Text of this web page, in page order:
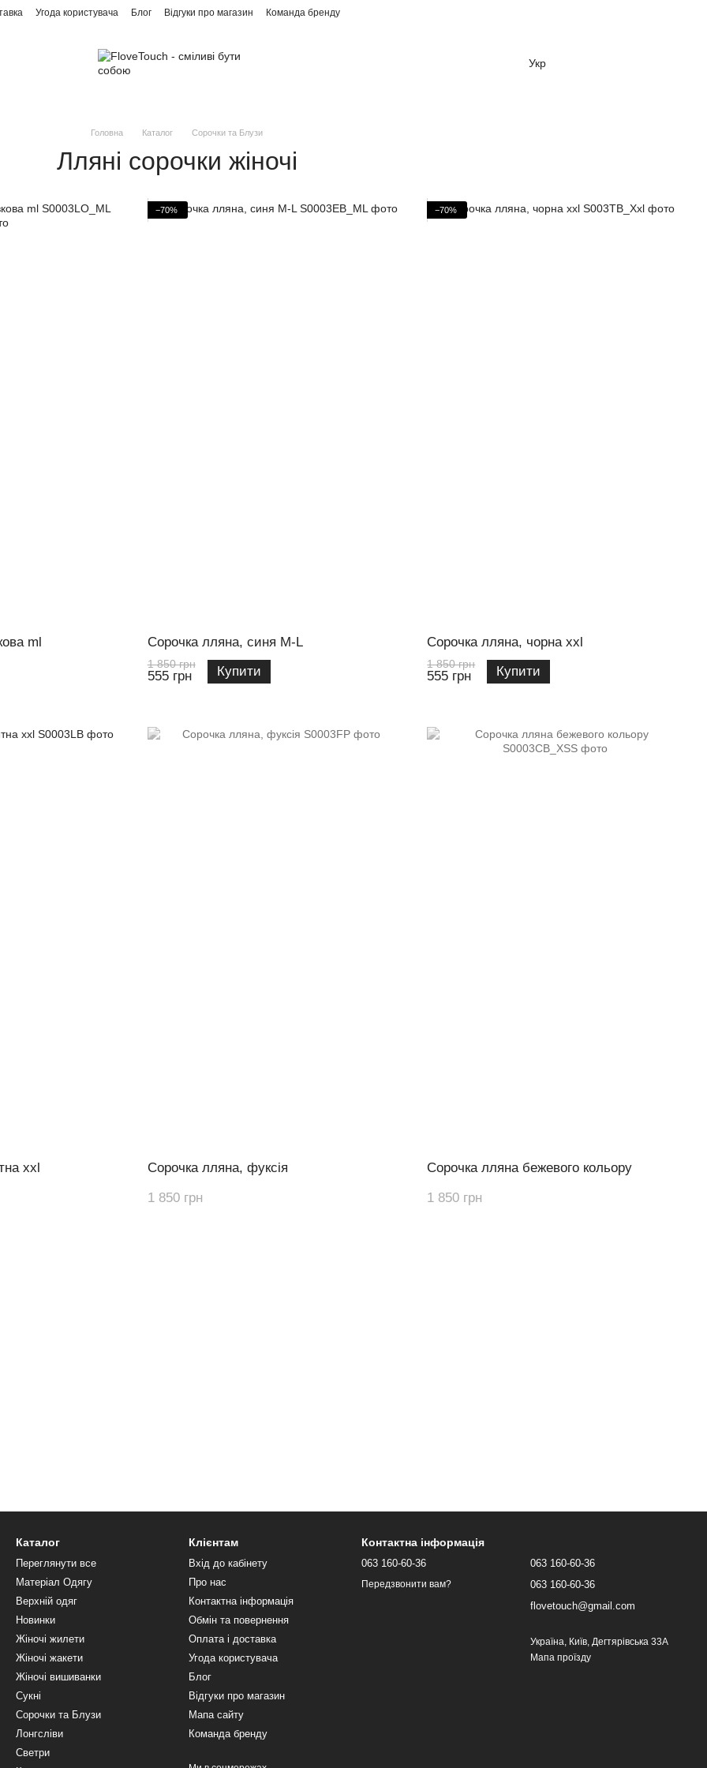
Угода користувача Блог Відгуки про магазин Команда бренду
Укр
Головна Каталог Сорочки та Блузи
Лляні сорочки жіночі
ml
−70%
Сорочка лляна, синя M-L
1 850 грн
555 грн Купити
−70%
Сорочка лляна, чорна xxl
1 850 грн
555 грн Купити
xxl
Сорочка лляна, фуксія
1 850 грн
Сорочка лляна бежевого кольору
1 850 грн
Каталог
Переглянути все
Матеріал Одягу
Верхній одяг
Новинки
Жіночі жилети
Жіночі жакети
Жіночі вишиванки
Сукні
Сорочки та Блузи
Лонгсліви
Светри
Клієнтам
Вхід до кабінету
Про нас
Контактна інформація
Обмін та повернення
Оплата і доставка
Угода користувача
Блог
Відгуки про магазин
Мапа сайту
Команда бренду
Контактна інформація
063 160-60-36
Передзвонити вам?
063 160-60-36
063 160-60-36
flovetouch@gmail.com
Україна, Київ, Дегтярівська 33А
Мапа проїзду